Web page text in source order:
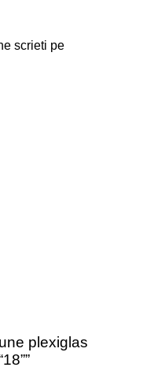
scrieti pe
plexiglas